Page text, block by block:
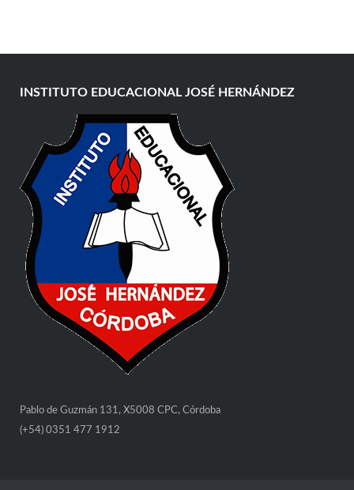
INSTITUTO EDUCACIONAL JOSÉ HERNÁNDEZ
Pablo de Guzmán 131, X5008 CPC, Córdoba
(+54) 0351 477 1912